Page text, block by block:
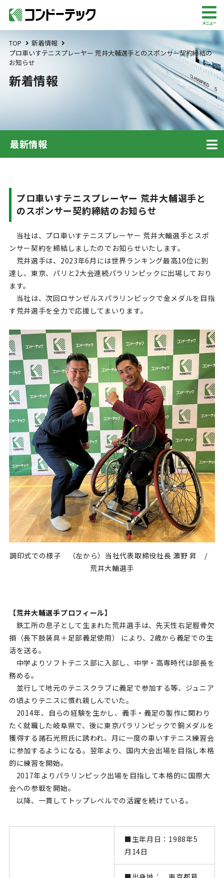
メニュー
TOP
新着情報
プロ車いすテニスプレーヤー 荒井大輔選手とのスポンサー契約締結の
お知らせ
新着情報
最新情報
プロ車いすテニスプレーヤー 荒井大輔選手と
のスポンサー契約締結のお知らせ
当社は、プロ車いすテニスプレーヤー 荒井大輔選手とスポ
ンサー契約を締結しましたのでお知らせいたします。
荒井選手は、 2023年6月には世界ランキング最高10位に到
達し、東京、パリと2大会連続パラリンピックに出場しており
ます。
当社は、次回ロサンゼルスパラリンピックで金メダルを目指
す荒井選手を全力で応援してまいります。
調印式での様子 （左から）当社代表取締役社長 濵野 昇 /
荒井大輔選手
【荒井大輔選手プロフィール】
鉄工所の息子として生まれた荒井選手は、先天性右足脛骨欠
損（長下肢装具＋足部義足使用） により、 2歳から義足での生
活を送る。
中学よりソフトテニス部に入部し、中学・高専時代は部長を
務める。
並行して地元のテニスクラブに義足で参加する等、ジュニア
の頃よりテニスに慣れ親しんでいた。
2014年、自らの経験を生かし、義手・義足の製作に関わり
たく就職した岐阜県で、後に東京パラリンピックで銅メダルを
獲得する諸石光照氏に誘われ、月に一度の車いすテニス練習会
に参加するようになる。翌年より、国内大会出場を目指し本格
的に練習を開始。
2017年よりパラリンピック出場を目指して本格的に国際大
会への参戦を開始。
以降、一貫してトップレベルでの活躍を続けている。
■生年月日： 1988年5
月 14日